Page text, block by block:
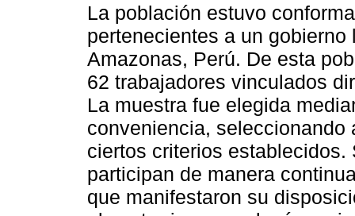
La población estuvo
pertenecientes a un
Amazonas, Perú. De esta
62 trabajadores vinculados
La muestra fue elegida
conveniencia,
ciertos criterios
participan de manera
que manifestaron su